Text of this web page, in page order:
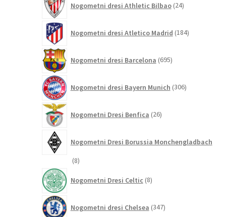
Nogometni dresi Athletic Bilbao 24izdelkov
Nogometni dresi Atletico Madrid 184izdelkov
Nogometni dresi Barcelona 695izdelkov
Nogometni dresi Bayern Munich 306izdelkov
Nogometni Dresi Benfica 26izdelkov
Nogometni Dresi Borussia Monchengladbach
88
Nogometni Dresi Celtic 8izdelkov
Nogometni dresi Chelsea 347izdelkov